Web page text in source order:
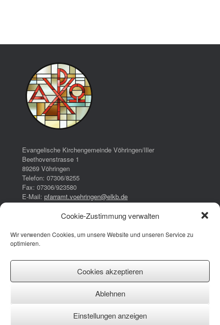
Cookie-Zustimmung verwalten
Wir verwenden Cookies, um unsere Website und unseren Service zu
optimieren.
Cookies akzeptieren
Ablehnen
Einstellungen anzeigen
Evangelische Kirchengemeinde Vöhringen/Iller
Beethovenstrasse 1
89269 Vöhringen
Telefon: 07306/8255
Fax: 07306/923580
E-Mail: pfarramt.voehringen@elkb.de
16:00 – 17:00 Uhr
Donnerstag:
Cookie-Richtlinie (EU)